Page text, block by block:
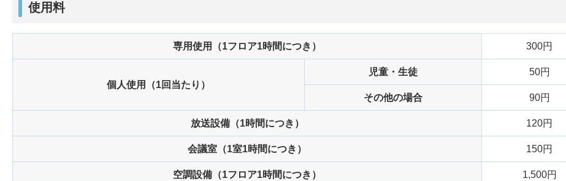
使用料
専用使用（1フロア1時間につき） 300円
個人使用（1回当たり）
児童・生徒 50円
その他の場合 90円
放送設備（1時間につき） 120円
会議室（1室1時間につき） 150円
空調設備（1フロア1時間につき） 1,500円